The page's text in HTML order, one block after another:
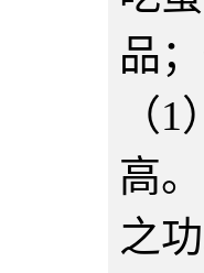
品
（
高
之